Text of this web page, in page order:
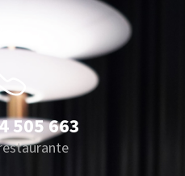
505 663